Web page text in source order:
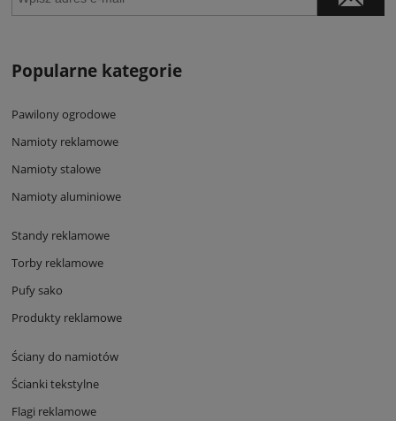
Popularne kategorie
Pawilony ogrodowe
Namioty reklamowe
Namioty stalowe
Namioty aluminiowe
Standy reklamowe
Torby reklamowe
Pufy sako
Produkty reklamowe
Ściany do namiotów
Ścianki tekstylne
Flagi reklamowe